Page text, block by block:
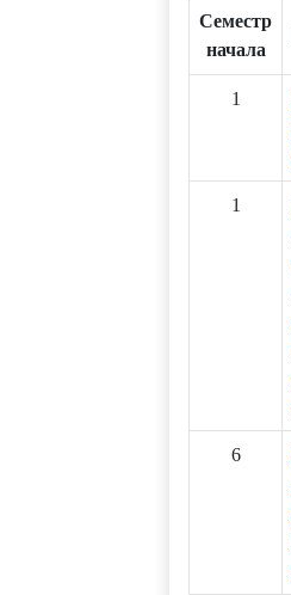
Семестр
начала
1
1
6